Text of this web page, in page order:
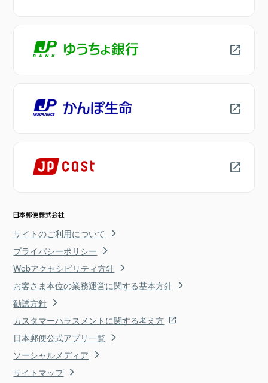
サイトのご利用について
プライバシーポリシー
Webアクセシビリティ方針
お客さま本位の業務運営に関する基本方針
勧誘方針
カスタマーハラスメントに関する考え方
日本郵便公式アプリ一覧
ソーシャルメディア
サイトマップ